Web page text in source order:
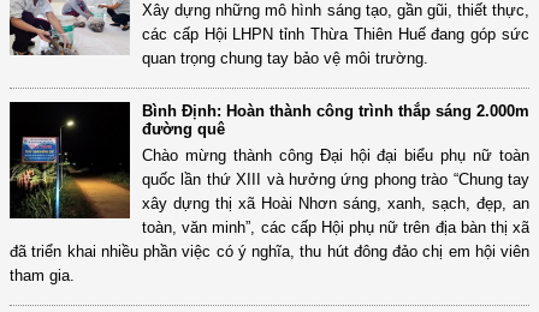
Xây dựng những mô hình sáng tạo, gần gũi, thiết thực,
các cấp Hội LHPN tỉnh Thừa Thiên Huế đang góp sức
quan trọng chung tay bảo vệ môi trường.
Bình Định: Hoàn thành công trình thắp sáng 2.000m
đường quê
Chào mừng thành công Đại hội đại biểu phụ nữ toàn
quốc lần thứ XIII và hưởng ứng phong trào “Chung tay
xây dựng thị xã Hoài Nhơn sáng, xanh, sạch, đẹp, an
toàn, văn minh”, các cấp Hội phụ nữ trên địa bàn thị xã
đã triển khai nhiều phần việc có ý nghĩa, thu hút đông đảo chị em hội viên
tham gia.